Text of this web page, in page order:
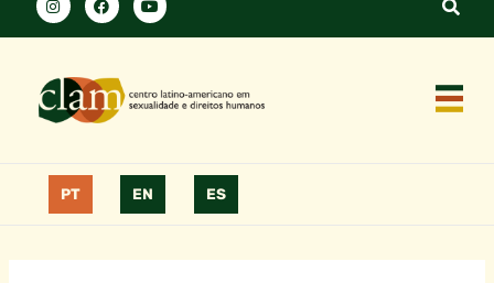
PT EN ES